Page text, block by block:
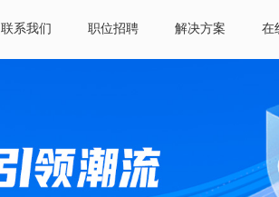
联系我们 职位招聘 解决方案 在